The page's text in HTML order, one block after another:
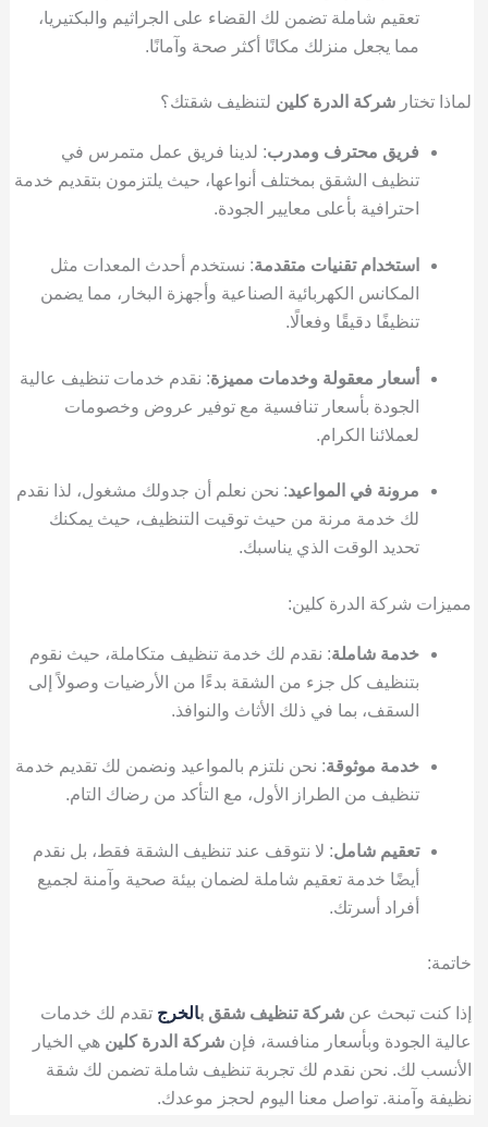
تعقيم شاملة تضمن لك القضاء على الجراثيم والبكتيريا،
مما يجعل منزلك مكانًا أكثر صحة وآمانًا.
لماذا تختار شركة الدرة كلين لتنظيف شقتك؟
فريق محترف ومدرب: لدينا فريق عمل متمرس في
تنظيف الشقق بمختلف أنواعها، حيث يلتزمون بتقديم خدمة
احترافية بأعلى معايير الجودة.
استخدام تقنيات متقدمة: نستخدم أحدث المعدات مثل
المكانس الكهربائية الصناعية وأجهزة البخار، مما يضمن
تنظيفًا دقيقًا وفعالًا.
أسعار معقولة وخدمات مميزة: نقدم خدمات تنظيف عالية
الجودة بأسعار تنافسية مع توفير عروض وخصومات
لعملائنا الكرام.
مرونة في المواعيد: نحن نعلم أن جدولك مشغول، لذا نقدم
لك خدمة مرنة من حيث توقيت التنظيف، حيث يمكنك
تحديد الوقت الذي يناسبك.
مميزات شركة الدرة كلين:
خدمة شاملة: نقدم لك خدمة تنظيف متكاملة، حيث نقوم
بتنظيف كل جزء من الشقة بدءًا من الأرضيات وصولاً إلى
السقف، بما في ذلك الأثاث والنوافذ.
خدمة موثوقة: نحن نلتزم بالمواعيد ونضمن لك تقديم خدمة
تنظيف من الطراز الأول، مع التأكد من رضاك التام.
تعقيم شامل: لا نتوقف عند تنظيف الشقة فقط، بل نقدم
أيضًا خدمة تعقيم شاملة لضمان بيئة صحية وآمنة لجميع
أفراد أسرتك.
خاتمة:
إذا كنت تبحث عن شركة تنظيف شقق بالخرج تقدم لك خدمات
عالية الجودة وبأسعار منافسة، فإن شركة الدرة كلين هي الخيار
الأنسب لك. نحن نقدم لك تجربة تنظيف شاملة تضمن لك شقة
نظيفة وآمنة. تواصل معنا اليوم لحجز موعدك.